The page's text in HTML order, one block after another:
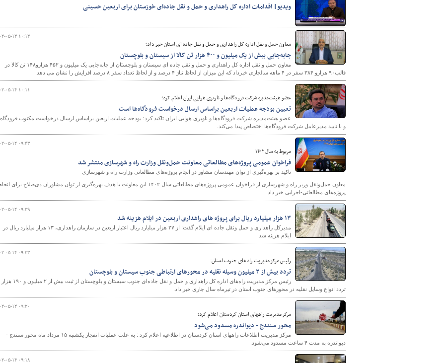
شهرسازی
ویدیو| اقدامات اداره کل راهداری و حمل و نقل جاده‌ای خوزستان برای اربعین حسینی
۱۴۰۲-۰۵-۱۴
معاون حمل و نقل اداره کل راهداری و حمل و نقل جاده ای استان خبر داد؛
جابه‌جایی بیش از یک میلیون و ۴۰۰ هزار تن کالا از سیستان و بلوچستان
معاون حمل و نقل اداره کل راهداری و حمل و نقل جاده ای سیستان و بلوچستان از جابه‌جایی یک میلیون و ۴۵۲ هزارو۱۴۸ تن کالا در
قالب۹۰ هزارو ۳۸۴ سفر در ۴ ماهه سالجاری خبرداد که این میزان از لحاظ تناژ ۴ درصد و از لحاظ تعداد سفر ۸ درصد افزایش را نشان می دهد.
۱۴۰۲-۰۵-۱۴
عضو هیئت‌مدیره شرکت فرودگاه‌ها و ناوبری هوایی ایران اعلام کرد؛
تعیین بودجه عملیات اربعین براساس ارسال درخواست فرودگاه‌ها است
عضو هیئت‌مدیره شرکت فرودگاه‌ها و ناوبری هوایی ایران تاکید کرد: بودجه عملیات اربعین براساس ارسال درخواست مکتوب
و با تایید مدیرعامل شرکت فرودگاه‌ها اختصاص پیدا می‌کند.
۱۴۰۲-۰۵-۱۴
مربوط به سال ۱۴۰۲
فراخوان عمومی پروژه‌­های مطالعاتی معاونت حمل‌ونقل وزارت راه و شهرسازی منتشر شد
تاکید بر بهره­‌گیری از توان مهندسان مشاور در انجام پروژه‌­های مطالعاتی وزارت راه و شهرسازی
معاون حمل‌ونقل وزیر راه و شهرسازی از فراخوان عمومی پروژه‌­های مطالعاتی سال ۱۴۰۲ این معاونت با هدف بهره­‌گیری از توان مشاوران ذی‌صلاح برای
پروژه­‌های مطالعاتی-اجرایی خبر داد.
۱۴۰۲-۰۵-۱۴
۱۳ هزار میلیارد ریال برای پروژه های راهداری اربعین در ایلام هزینه شد
مدیرکل راهداری و حمل ونقل جاده ای ایلام گفت: از ۲۷ هزار میلیارد ریال اعتبار اربعین در سازمان راهداری، ۱۳ هزار میلیارد ریال در
ایلام هزینه شد.
۱۴۰۲-۰۵-۱۴
رئیس مرکز مدیریت راه های جنوب استان:
تردد بیش از ۲ میلیون وسیله نقلیه در محورهای ارتباطی جنوب سیستان و بلوچستان
رئیس مرکز مدیریت راه‌های اداره کل راهداری و حمل و نقل جاده‌ای جنوب سیستان و بلوچستان از ثبت بیش از ۲ میلیون و ۱۹۰ هزار
تردد انواع وسایل نقلیه در محورهای جنوب استان در تیرماه سال جاری خبر داد.
۱۴۰۲-۰۵-۱۴
مرکز مدیریت راههای استان کردستان اعلام کرد؛
محور سنندج - دیواندره مسدود می‌شود
مرکز مدیریت اطلاعات راههای استان کردستان در اطلاعیه اعلام کرد : به علت عملیات انفجار یکشنبه ۱۵ مرداد ماه محور سنندج -
دیواندره به مدت ۴ ساعت مسدود می‌شود.
۱۴۰۲-۰۵-۱۴